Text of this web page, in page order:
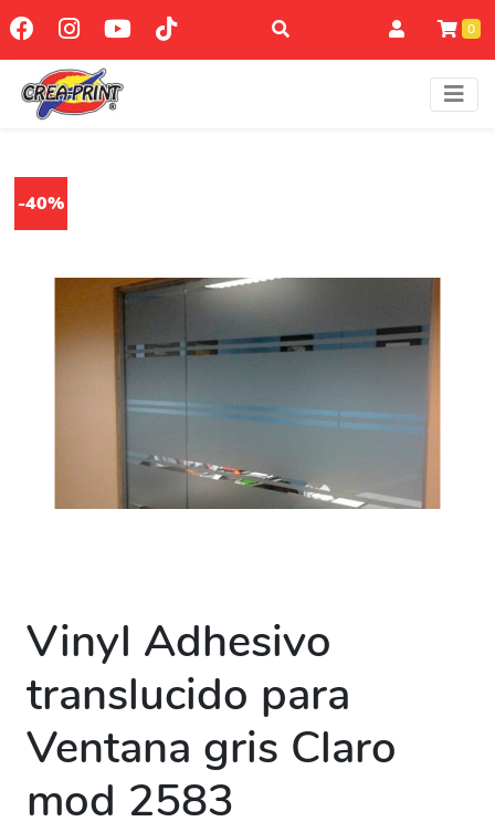
0
-40%
Vinyl Adhesivo
translucido para
Ventana gris Claro
mod 2583